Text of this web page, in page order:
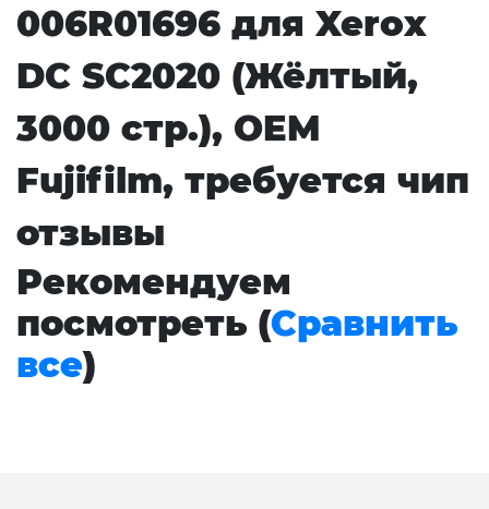
006R01696 для Xerox
DC SC2020 (Жёлтый,
3000 стр.), OEM
Fujifilm, требуется чип
отзывы
Рекомендуем
посмотреть (Сравнить
все)